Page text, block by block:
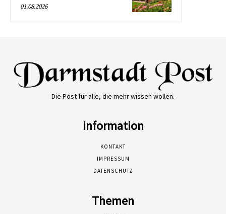
01.08.2026
Die Post für alle, die mehr wissen wollen.
Information
KONTAKT
IMPRESSUM
DATENSCHUTZ
Themen